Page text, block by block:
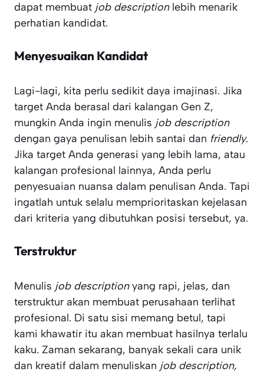
dapat membuat job description lebih menarik
perhatian kandidat.
Menyesuaikan Kandidat
Lagi-lagi, kita perlu sedikit daya imajinasi. Jika
target Anda berasal dari kalangan Gen Z,
mungkin Anda ingin menulis job description
dengan gaya penulisan lebih santai dan friendly.
Jika target Anda generasi yang lebih lama, atau
kalangan profesional lainnya, Anda perlu
penyesuaian nuansa dalam penulisan Anda. Tapi
ingatlah untuk selalu memprioritaskan kejelasan
dari kriteria yang dibutuhkan posisi tersebut, ya.
Terstruktur
Menulis job descriptionyang rapi, jelas, dan
terstruktur akan membuat perusahaan terlihat
profesional. Di satu sisi memang betul, tapi
kami khawatir itu akan membuat hasilnya terlalu
kaku. Zaman sekarang, banyak sekali cara unik
dan kreatif dalam menuliskan job description,